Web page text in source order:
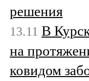
решения
13.11 В
на
ковидом